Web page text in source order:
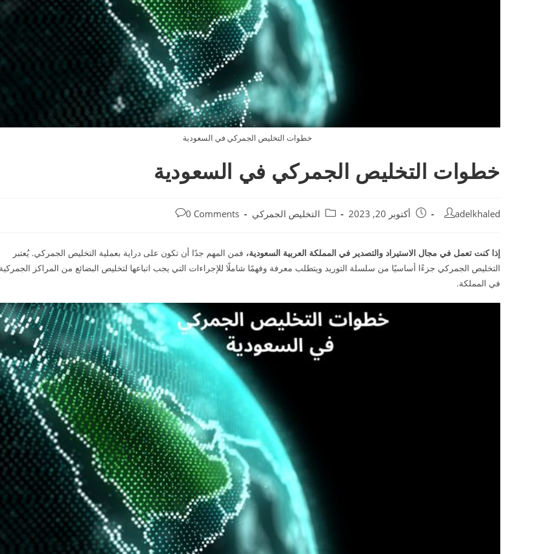
خطوات التخليص الجمركي في السعودية
خطوات التخليص الجمركي في السعودية
Post
adelkhaled
Post
أكتوبر 20, 2023
Post
التخليص الجمركي
Post
0 Comments
إذا كنت تعمل في مجال الاستيراد والتصدير في المملكة العربية السعودية، فمن المهم جدًا أن تكون على دراية بعملية التخليص الجمركي. يُعتبر
التخليص الجمركي جزءًا أساسيًا من سلسلة التوريد ويتطلب معرفة وفهمًا شاملًا للإجراءات التي يجب اتباعها لتخليص البضائع من المراكز
في المملكة.